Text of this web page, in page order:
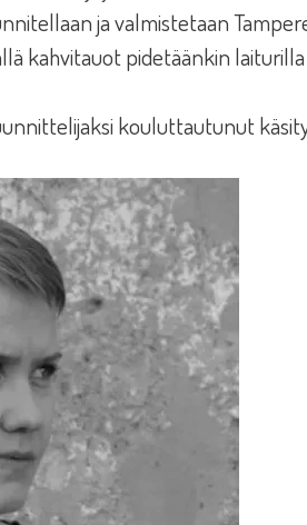
ja valmistetaan
kahvitauot pidetäänkin
kouluttautunut